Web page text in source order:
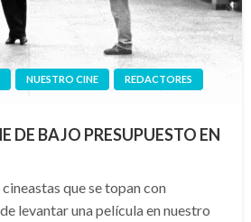
NUESTRO CINE REDACTORES
DE BAJO PRESUPUESTO EN
que se topan con
levantar una película en nuestro